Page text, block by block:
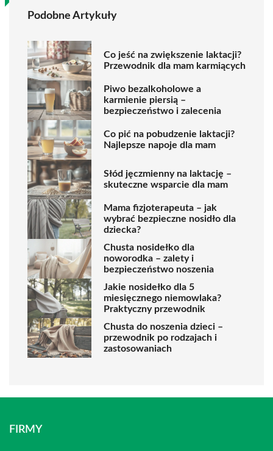
Podobne Artykuły
Co jeść na zwiększenie laktacji?
Przewodnik dla mam karmiących
Piwo bezalkoholowe a
karmienie piersią –
bezpieczeństwo i zalecenia
Co pić na pobudzenie laktacji?
Najlepsze napoje dla mam
Słód jęczmienny na laktację –
skuteczne wsparcie dla mam
Mama fizjoterapeuta – jak
wybrać bezpieczne nosidło dla
dziecka?
Chusta nosidełko dla
noworodka – zalety i
bezpieczeństwo noszenia
Jakie nosidełko dla 5
miesięcznego niemowlaka?
Praktyczny przewodnik
Chusta do noszenia dzieci –
przewodnik po rodzajach i
zastosowaniach
FIRMY